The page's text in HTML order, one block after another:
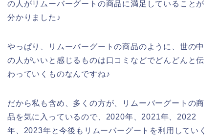
の人がリムーバーグートの商品に満足していることが
分かりました♪
やっぱり、リムーバーグートの商品のように、世の中
の人がいいと感じるものは口コミなどでどんどんと伝
わっていくものなんですね♪
だから私も含め、多くの方が、リムーバーグートの商
品を気に入っているので、2020年、2021年、2022
年、2023年と今後もリムーバーグートを利用していく